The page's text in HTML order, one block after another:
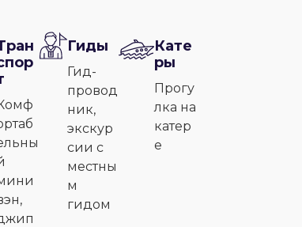
Гиды
Гид-
провод
ник,
экскур
сии с
местны
м
гидом
Кате
ры
Прогу
лка на
катер
е